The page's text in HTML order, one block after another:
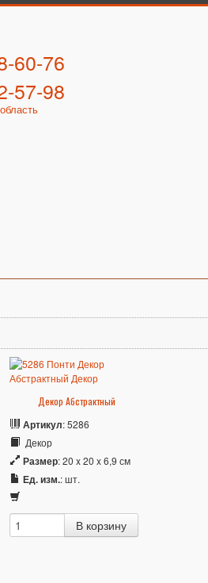
60-76
57-98
Декор Абстрактный
Артикул: 5286
Декор
Размер: 20 x 20 x 6,9 см
Ед. изм.: шт.